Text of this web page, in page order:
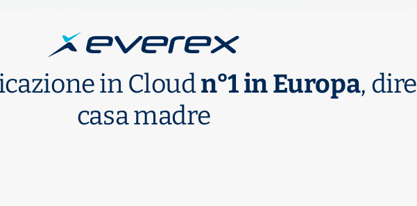
in Cloudn°1 in Europa,
casa madre